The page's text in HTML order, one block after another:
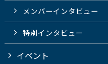
メンバーインタビュー
特別インタビュー
イベント